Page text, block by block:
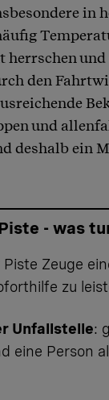
in
herrschen und
den
und
deshalb ein
- was
Zeuge
zu
Unfallstelle:
eine Person